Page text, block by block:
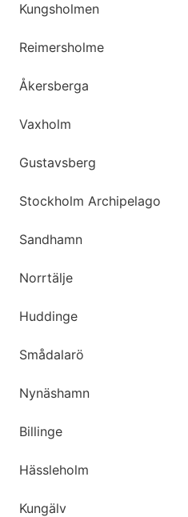
Kungsholmen
Reimersholme
Åkersberga
Vaxholm
Gustavsberg
Stockholm Archipelago
Sandhamn
Norrtälje
Huddinge
Smådalarö
Nynäshamn
Billinge
Hässleholm
Kungälv